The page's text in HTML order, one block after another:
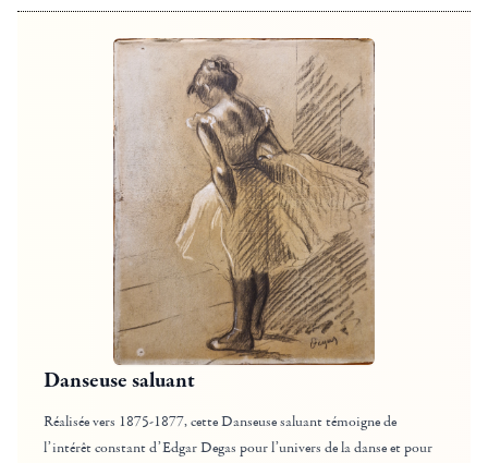
Danseuse saluant
Réalisée vers 1875-1877, cette Danseuse saluant témoigne de
l’intérêt constant d’Edgar Degas pour l’univers de la danse et pour